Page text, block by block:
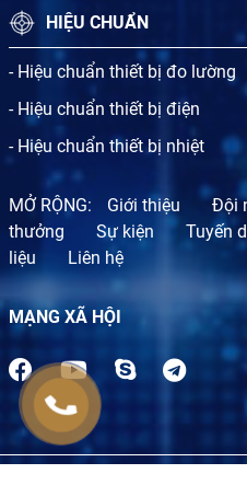
HIỆU CHUẨN
- Hiệu chuẩn thiết bị đo lường
- Hiệu chuẩn thiết bị điện
- Hiệu chuẩn thiết bị nhiệt
MỞ RỘNG: Giới thiệu Đội
thưởng
Sự kiện Tuyến
liệu
Liên hệ
MẠNG XÃ HỘI